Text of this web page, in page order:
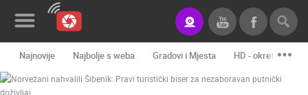
Novosti&Blog
Najnovije Najbolje s weba Gradovi i Mjesta HD - okretne